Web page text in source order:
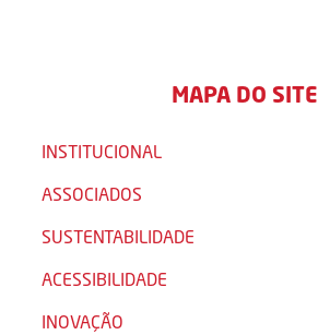
MAPA DO SITE
INSTITUCIONAL
ASSOCIADOS
SUSTENTABILIDADE
ACESSIBILIDADE
INOVAÇÃO